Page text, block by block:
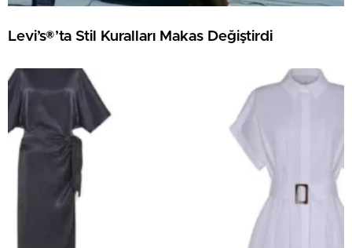
Levi’s®’ta Stil Kuralları Makas Değiştirdi